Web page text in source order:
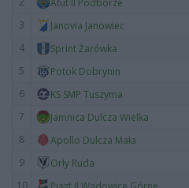
3
Janovia Janowiec
4
Sprint Żarówka
5
Potok Dobrynin
6
KS SMP Tuszyma
7
Jamnica Dulcza Wielka
8
Apollo Dulcza Mała
9
Orły Ruda
10